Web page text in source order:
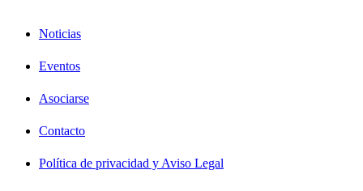
Noticias
Eventos
Asociarse
Contacto
Política de privacidad y Aviso Legal